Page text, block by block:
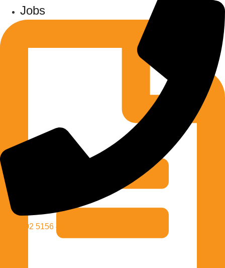
Jobs
+49 0202 5156 49 111